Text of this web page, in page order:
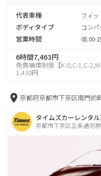
代表車種 フィッ
ボディタイプ コンパ
営業時間 08:00-
6時間7,463円
免責補償制度【K-0,C-1,C-2,M-
1,430円
京都府京都市下京区南門前
タイムズカーレンタ
京都市下京区五条通河